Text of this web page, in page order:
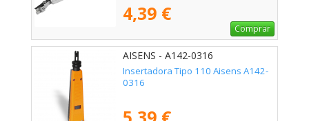
4,39 €
Comprar
AISENS - A142-0316
Insertadora Tipo 110 Aisens A142-
0316